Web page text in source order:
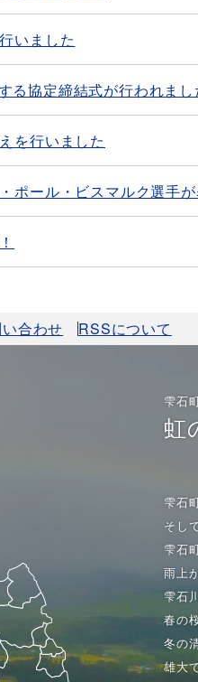
いました
る協定締結式が行われまし
を行いました
ポール・ビスマルク選手が
合わせ RSSについて
雫石
虹
雫石
そし
雫石
雨上
雫石
春の
冬の
雄大